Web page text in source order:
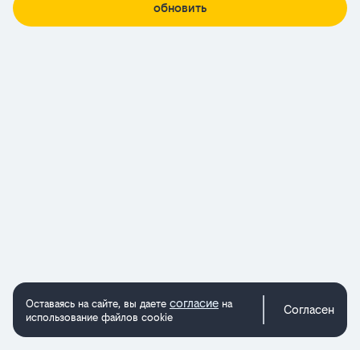
обновить
Оставаясь на сайте, вы даете согласие на
использование файлов cookie
Согласен